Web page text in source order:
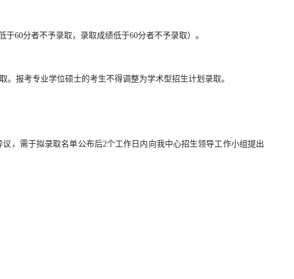
60分者不予录取，录取成绩低于60分者不予录取）。
报考专业学位硕士的考生不得调整为学术型招生计划录取。
需于拟录取名单公布后2个工作日内向我中心招生领导工作小组提出